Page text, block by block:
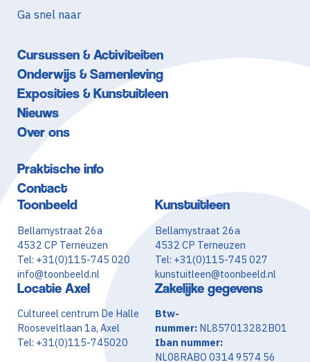
Ga snel naar
Cursussen & Activiteiten
Onderwijs & Samenleving
Exposities & Kunstuitleen
Nieuws
Over ons
Praktische info
Contact
Toonbeeld
Bellamystraat 26a
4532 CP Terneuzen
Tel: +31(0)115-745 020
info@toonbeeld.nl
Kunstuitleen
Bellamystraat 26a
4532 CP Terneuzen
Tel: +31(0)115-745 027
kunstuitleen@toonbeeld.nl
Locatie Axel
Cultureel centrum De Halle
Rooseveltlaan 1a, Axel
Tel: +31(0)115-745020
Zakelijke gegevens
Btw-
nummer: NL857013282B01
Iban nummer:
NL08RABO 0314 9574 56